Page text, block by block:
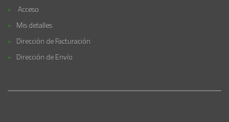
Acceso
Mis detalles
Dirección de Facturación
Dirección de Envío